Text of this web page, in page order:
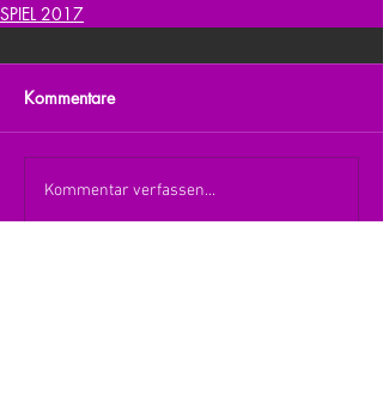
SPIEL 2017
Kommentare
Kommentar verfassen...